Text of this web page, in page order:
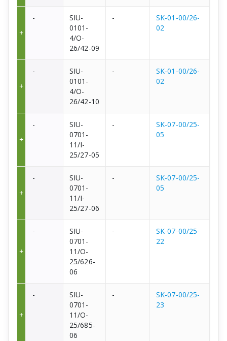
-
SIU-
0101-
4/O-
26/42-09
-
SK-01-00/26-
02
-
SIU-
0101-
4/O-
26/42-10
-
SK-01-00/26-
02
-
SIU-
0701-
11/I-
25/27-05
-
SK-07-00/25-
05
-
SIU-
0701-
11/I-
25/27-06
-
SK-07-00/25-
05
-
SIU-
0701-
11/O-
25/626-
06
-
SK-07-00/25-
22
-
SIU-
0701-
11/O-
25/685-
06
-
SK-07-00/25-
23